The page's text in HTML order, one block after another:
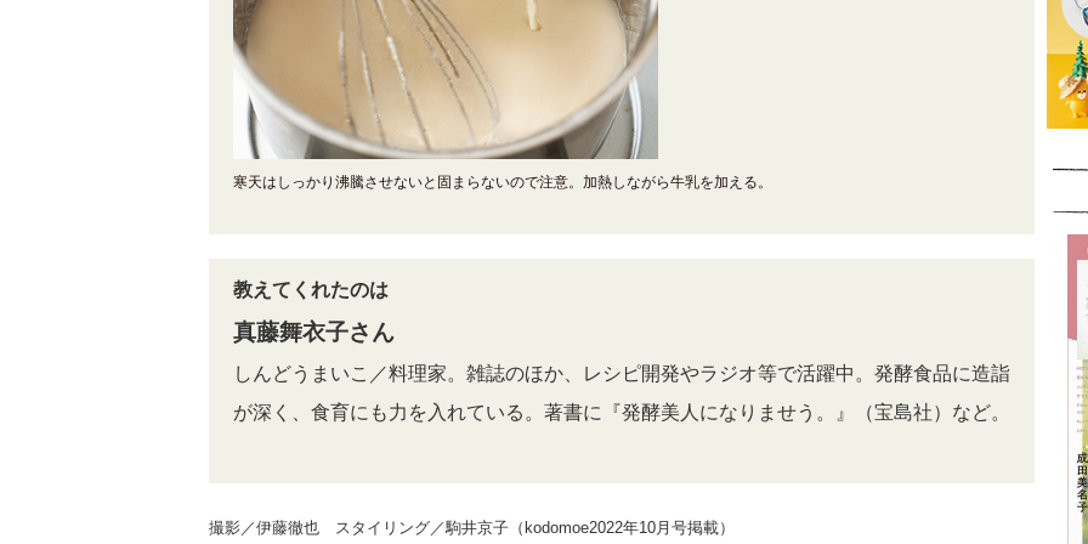
寒天はしっかり沸騰させないと固まらないので注意。加熱しながら牛乳を加える。
教えてくれたのは
真藤舞衣子さん
しんどうまいこ／料理家。雑誌のほか、レシピ開発やラジオ等で活躍中。発酵食品に造詣
が深く、食育にも力を入れている。著書に『発酵美人になりませう。』（宝島社）など。
撮影／伊藤徹也 スタイリング／駒井京子（kodomoe2022年10月号掲載）